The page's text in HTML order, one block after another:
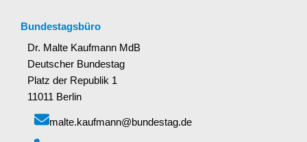
Bundestagsbüro
Dr. Malte Kaufmann MdB
Deutscher Bundestag
Platz der Republik 1
11011 Berlin
malte.kaufmann@bundestag.de